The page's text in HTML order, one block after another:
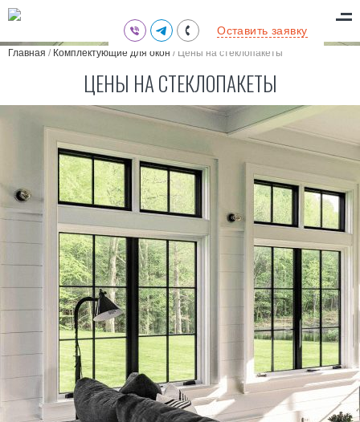
(095) 711-77-47
(097) 773-73-71
Оставить заявку
Главная / Комплектующие для окон / Цены на стеклопакеты
ЦЕНЫ НА СТЕКЛОПАКЕТЫ